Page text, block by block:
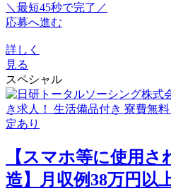
＼最短45秒で完了／
応募へ進む
詳しく
見る
スペシャル
【スマホ等に使用
造】月収例38万円以